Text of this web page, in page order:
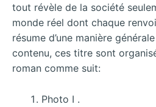
tout révèle de la société
monde réel dont chaque
résume d’une manière
contenu, ces titre sont
roman comme suit:
Photo I .